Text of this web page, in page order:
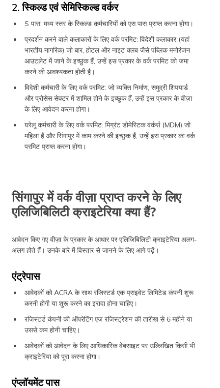
2. स्किल्ड एवं सेमिस्किल्ड वर्कर
S पास: मध्य स्तर के स्किल्ड कर्मचारियों को एस पास प्राप्त करना होगा।
प्रदर्शन करने वाले कलाकारों के लिए वर्क परमिट: विदेशी कलाकार (यहां
भारतीय नागरिक) जो बार, होटल और नाइट क्लब जैसे पब्लिक मनोरंजन
आउटलेट में जाने के इच्छुक हैं, उन्हें इस प्रकार के वर्क परमिट को जमा
करने की आवश्यकता होती है।
विदेशी कर्मचारी के लिए वर्क परमिट: जो व्यक्ति निर्माण, समुद्री शिपयार्ड
और प्रोसेस सेक्टर में शामिल होने के इच्छुक हैं, उन्हें इस प्रकार के वीज़ा
के लिए आवेदन करना होगा।
घरेलू कर्मचारी के लिए वर्क परमिट: मिग्रंट डोमेस्टिक वर्कर्स (MDM) जो
महिला हैं और सिंगापुर में काम करने की इच्छुक हैं, उन्हें इस प्रकार का वर्क
परमिट प्राप्त करना होगा।
सिंगापुर में वर्क वीज़ा प्राप्त करने के लिए
एलिजिबिलिटी क्राइटेरिया क्या हैं?
आवेदन किए गए वीज़ा के प्रकार के आधार पर एलिजिबिलिटी क्राइटेरिया अलग-
अलग होते हैं। उनके बारे में विस्तार से जानने के लिए आगे पढ़ें।
एंट्रेपास
आवेदकों को ACRA के साथ रजिस्टर्ड एक प्राइवेट लिमिटेड कंपनी शुरू
करनी होगी या शुरू करने का इरादा होना चाहिए।
रजिस्टर्ड कंपनी की ऑपरेटिंग एज रजिस्ट्रेशन की तारीख से 6 महीने या
उससे कम होनी चाहिए।
आवेदकों को आवेदन के लिए आधिकारिक वेबसाइट पर उल्लिखित किसी भी
क्राइटेरिया को पूरा करना होगा।
एंप्लॉयमेंट पास